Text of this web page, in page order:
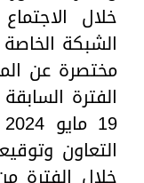
خلال
الشبكة
مختصرة عن
التعاون